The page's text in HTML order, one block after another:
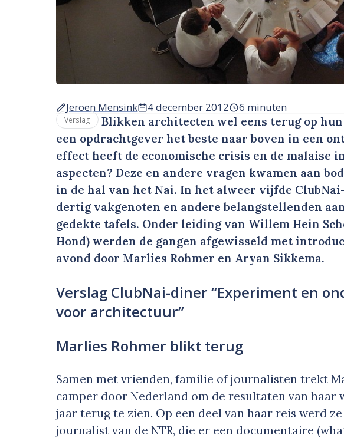
Jeroen Mensink 4 december 2012 6 minuten
Verslag
Blikken architecten wel eens terug op
een opdrachtgever het beste naar boven in een
effect heeft de economische crisis en de malaise
aspecten? Deze en andere vragen kwamen aan
in de hal van het Nai. In het alweer vijfde
dertig vakgenoten en andere belangstellenden
gedekte tafels. Onder leiding van Willem Hein
Hond) werden de gangen afgewisseld met
avond door Marlies Rohmer en Aryan Sikkema.
Verslag ClubNai-diner “Experiment en
voor architectuur”
Marlies Rohmer blikt terug
Samen met vrienden, familie of journalisten trekt
camper door Nederland om de resultaten van haar
jaar terug te zien. Op een deel van haar reis werd
journalist van de NTR, die er een documentaire